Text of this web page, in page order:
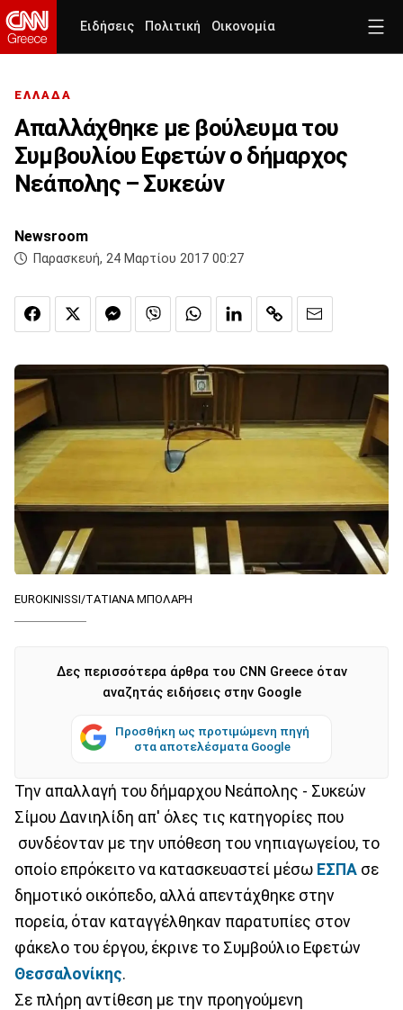
Ειδήσεις Πολιτική Οικονομία
ΕΛΛΑΔΑ
Απαλλάχθηκε με βούλευμα του
Συμβουλίου Εφετών ο δήμαρχος
Νεάπολης – Συκεών
Newsroom
Παρασκευή, 24 Μαρτίου 2017 00:27
EUROKINISSI/ΤΑΤΙΑΝΑ ΜΠΟΛΑΡΗ
Δες περισσότερα άρθρα του CNN Greece όταν
αναζητάς ειδήσεις στην Google
Προσθήκη ως προτιμώμενη πηγή
στα αποτελέσματα Google
Την απαλλαγή του δήμαρχου Νεάπολης - Συκεών
Σίμου Δανιηλίδη απ' όλες τις κατηγορίες που
συνδέονταν με την υπόθεση του νηπιαγωγείου, το
οποίο επρόκειτο να κατασκευαστεί μέσω ΕΣΠΑ σε
δημοτικό οικόπεδο, αλλά απεντάχθηκε στην
πορεία, όταν καταγγέλθηκαν παρατυπίες στον
φάκελο του έργου, έκρινε το Συμβούλιο Εφετών
Θεσσαλονίκης.
Σε πλήρη αντίθεση με την προηγούμενη